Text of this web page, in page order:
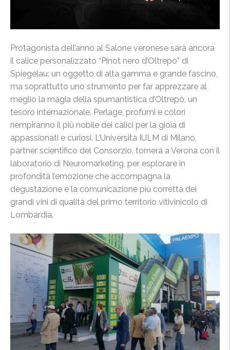
Protagonista dell’anno al Salone veronese sarà ancora
il calice personalizzato “Pinot nero d’Oltrepò” di
Spiegelau: un oggetto di alta gamma e grande fascino,
ma soprattutto uno strumento per far apprezzare al
meglio la magia della spumantistica d’Oltrepò, un
tesoro internazionale. Perlage, profumi e colori
riempiranno il più nobile dei calici per la gioia di
appassionati e curiosi. L’Università IULM di Milano,
partner scientifico del Consorzio, tornerà a Verona con il
laboratorio di Neuromarketing, per esplorare in
profondità l’emozione che accompagna la
degustazione e la comunicazione più corretta dei
grandi vini di qualità del primo territorio vitivinicolo di
Lombardia.